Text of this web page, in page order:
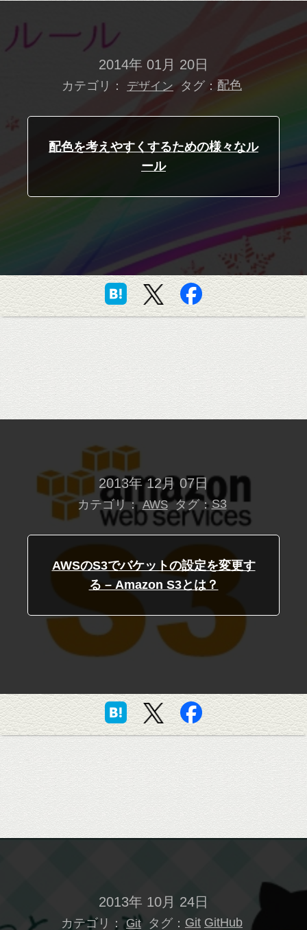
2014年 01月 20日
カテゴリ： デザイン タグ： 配色
配色を考えやすくするための様々なル
ール
2013年 12月 07日
カテゴリ： AWS タグ：S3
AWSのS3でバケットの設定を変更す
る – Amazon S3とは？
2013年 10月 24日
カテゴリ： Git タグ： Git GitHub